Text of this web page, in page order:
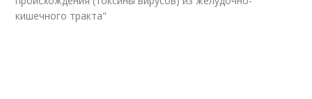
кишечного тракта"